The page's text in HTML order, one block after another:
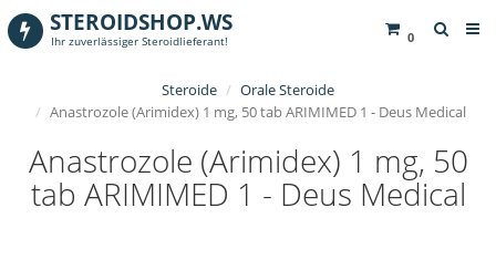
0
STEROIDSHOP.WS
Ihr zuverlässiger Steroidlieferant!
Steroide
Orale Steroide
Anastrozole (Arimidex) 1 mg, 50 tab ARIMIMED 1 - Deus Medical
Anastrozole (Arimidex) 1 mg, 50
tab ARIMIMED 1 - Deus Medical